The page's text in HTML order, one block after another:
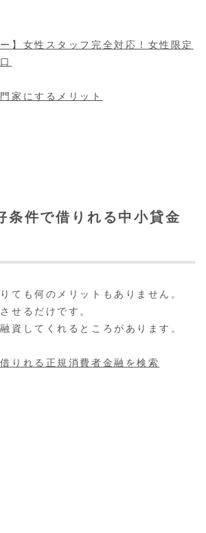
】女性スタッフ完全対応！女性限定
家にするメリット
条件で借りれる中小貸金
ても何のメリットもありません。
せるだけです。
資してくれるところがあります。
りれる正規消費者金融を検索